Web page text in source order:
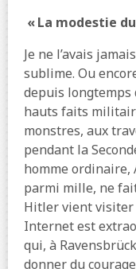
« La modestie
Je ne l’avais
sublime. Ou
depuis longtemps
hauts faits
monstres, aux
pendant la
homme ordinaire,
parmi mille, ne
Hitler vient visiter
Internet est
qui, à
donner du